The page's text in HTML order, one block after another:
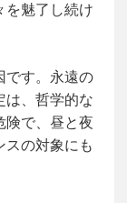
を魅了し続け
です。永遠の
は、哲学的な
険で、昼と夜
スの対象にも